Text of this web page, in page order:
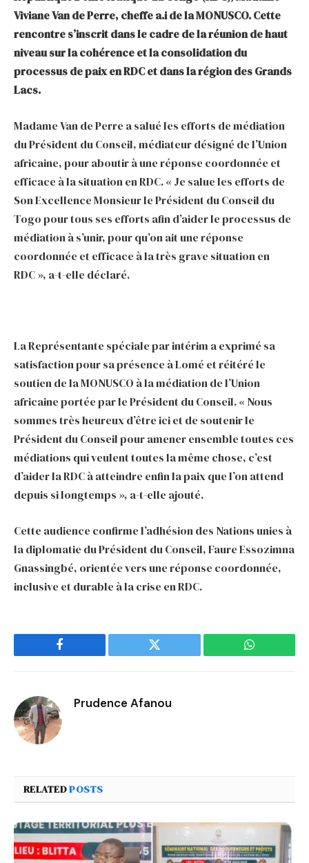
Viviane Van de Perre, cheffe a.i de la MONUSCO. Cette
rencontre s’inscrit dans le cadre de la réunion de haut
niveau sur la cohérence et la consolidation du
processus de paix en RDC et dans la région des Grands
Lacs.
Madame Van de Perre a salué les efforts de médiation
du Président du Conseil, médiateur désigné de l’Union
africaine, pour aboutir à une réponse coordonnée et
efficace à la situation en RDC. « Je salue les efforts de
Son Excellence Monsieur le Président du Conseil du
Togo pour tous ses efforts afin d’aider le processus de
médiation à s’unir, pour qu’on ait une réponse
coordonnée et efficace à la très grave situation en
RDC », a-t-elle déclaré.
La Représentante spéciale par intérim a exprimé sa
satisfaction pour sa présence à Lomé et réitéré le
soutien de la MONUSCO à la médiation de l’Union
africaine portée par le Président du Conseil. « Nous
sommes très heureux d’être ici et de soutenir le
Président du Conseil pour amener ensemble toutes ces
médiations qui veulent toutes la même chose, c’est
d’aider la RDC à atteindre enfin la paix que l’on attend
depuis si longtemps », a-t-elle ajouté.
Cette audience confirme l’adhésion des Nations unies à
la diplomatie du Président du Conseil, Faure Essozimna
Gnassingbé, orientée vers une réponse coordonnée,
inclusive et durable à la crise en RDC.
Facebook Twitter WhatsApp
Prudence Afanou
RELATEDPOSTS